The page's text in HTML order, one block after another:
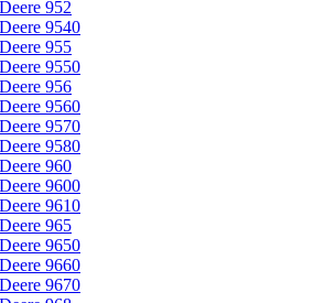
952
9540
955
9550
956
9560
9570
9580
960
9600
9610
965
9650
9660
9670